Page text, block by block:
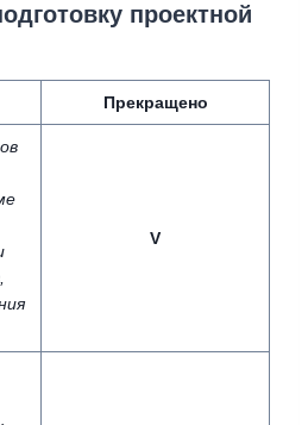
проектной
Прекращено
V